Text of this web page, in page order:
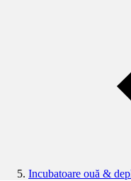
Incubatoare ouă &